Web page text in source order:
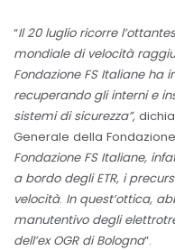
“Il 20 luglio ricorre
mondiale di velocità
Fondazione FS Italiane
recuperando gli interni e
sistemi di sicurezza”,
Generale della
Fondazione FS Italiane,
a bordo degli ETR, i
velocità. In quest’ottica,
manutentivo degli
dell’ex OGR di Bologna”.